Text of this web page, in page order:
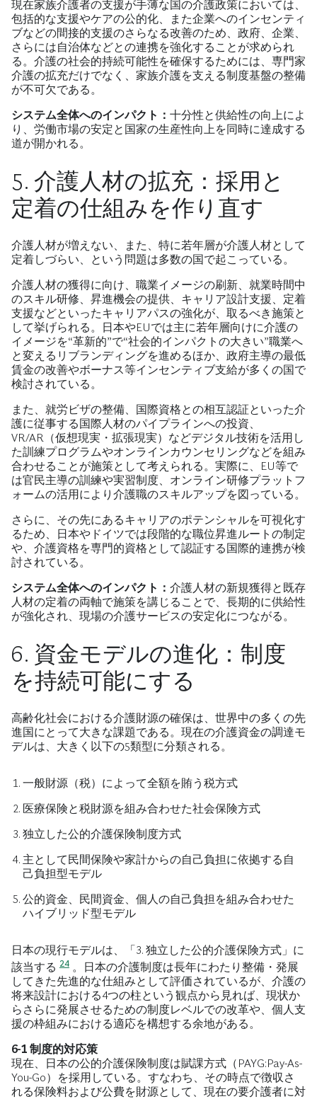
現在家族介護者の支援が手薄な国の介護政策においては、
包括的な支援やケアの公的化、また企業へのインセンティ
ブなどの間接的支援のさらなる改善のため、政府、企業、
さらには自治体などとの連携を強化することが求められ
る。介護の社会的持続可能性を確保するためには、専門家
介護の拡充だけでなく、家族介護を支える制度基盤の整備
が不可欠である。
システム全体へのインパクト： 十分性と供給性の向上によ
り、労働市場の安定と国家の生産性向上を同時に達成する
道が開かれる。
5. 介護人材の拡充：採用と
定着の仕組みを作り直す
介護人材が増えない、また、特に若年層が介護人材として
定着しづらい、という問題は多数の国で起こっている。
介護人材の獲得に向け、職業イメージの刷新、就業時間中
のスキル研修、昇進機会の提供、キャリア設計支援、定着
支援などといったキャリアパスの強化が、取るべき施策と
して挙げられる。日本やEUでは主に若年層向けに介護の
イメージを“革新的”で“社会的インパクトの大きい”職業へ
と変えるリブランディングを進めるほか、政府主導の最低
賃金の改善やボーナス等インセンティブ支給が多くの国で
検討されている。
また、就労ビザの整備、国際資格との相互認証といった介
護に従事する国際人材のパイプラインへの投資、
VR/AR（仮想現実・拡張現実）などデジタル技術を活用し
た訓練プログラムやオンラインカウンセリングなどを組み
合わせることが施策として考えられる。実際に、EU等で
は官民主導の訓練や実習制度、オンライン研修プラットフ
ォームの活用により介護職のスキルアップを図っている。
さらに、その先にあるキャリアのポテンシャルを可視化す
るため、日本やドイツでは段階的な職位昇進ルートの制定
や、介護資格を専門的資格として認証する国際的連携が検
討されている。
システム全体へのインパクト： 介護人材の新規獲得と既存
人材の定着の両軸で施策を講じることで、長期的に供給性
が強化され、現場の介護サービスの安定化につながる。
6. 資金モデルの進化：制度
を持続可能にする
高齢化社会における介護財源の確保は、世界中の多くの先
進国にとって大きな課題である。現在の介護資金の調達モ
デルは、大きく以下の5類型に分類される。
一般財源（税）によって全額を賄う税方式
医療保険と税財源を組み合わせた社会保険方式
独立した公的介護保険制度方式
主として民間保険や家計からの自己負担に依拠する自
己負担型モデル
公的資金、民間資金、個人の自己負担を組み合わせた
ハイブリッド型モデル
日本の現行モデルは、「3. 独立した公的介護保険方式」に
該当する 24 。日本の介護制度は長年にわたり整備・発展
してきた先進的な仕組みとして評価されているが、介護の
将来設計における4つの柱という観点から見れば、現状か
らさらに発展させるための制度レベルでの改革や、個人支
援の枠組みにおける適応を構想する余地がある。
6-1 制度的対応策
現在、日本の公的介護保険制度は賦課方式（PAYG:Pay-As-
You-Go）を採用している。すなわち、その時点で徴収さ
れる保険料および公費を財源として、現在の要介護者に対